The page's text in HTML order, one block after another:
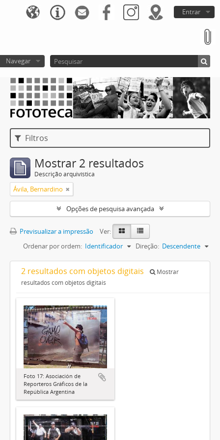
Entrar
Navegar
Filtros
Mostrar 2 resultados
Descrição arquivística
Ávila, Bernardino
Opções de pesquisa avançada
Previsualizar a impressão
Ver:
Ordenar por ordem: Identificador Direção: Descendente
2 resultados com objetos digitais
Mostrar
resultados com objetos digitais
Foto 17: Asociación de
Reporteros Gráficos de la
República Argentina